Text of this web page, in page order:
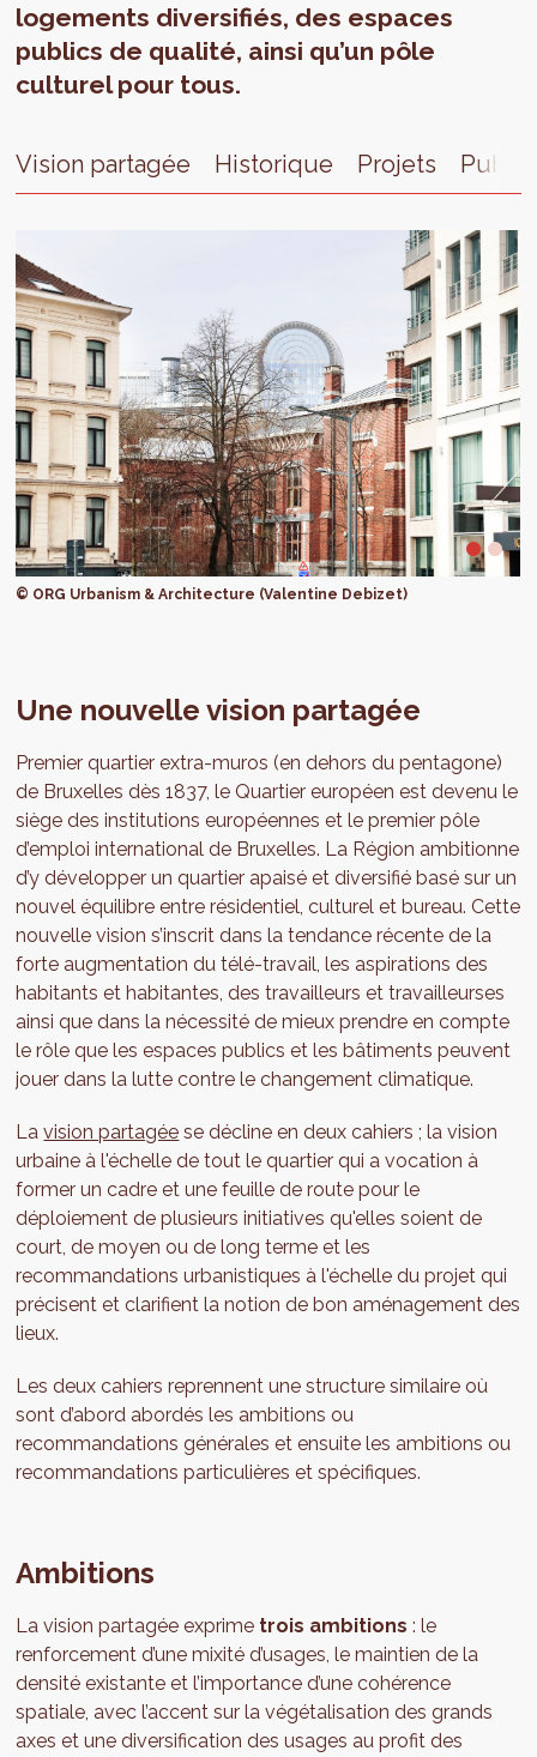
logements diversifiés, des espaces
publics de qualité, ainsi qu’un pôle
culturel pour tous.
Vision partagée Historique Projets
© ORG Urbanism & Architecture (Valentine Debizet)
Une nouvelle vision partagée
Premier quartier extra-muros (en dehors du pentagone)
de Bruxelles dès 1837, le Quartier européen est devenu le
siège des institutions européennes et le premier pôle
d’emploi international de Bruxelles. La Région ambitionne
d’y développer un quartier apaisé et diversifié basé sur un
nouvel équilibre entre résidentiel, culturel et bureau. Cette
nouvelle vision s’inscrit dans la tendance récente de la
forte augmentation du télé-travail, les aspirations des
habitants et habitantes, des travailleurs et travailleurses
ainsi que dans la nécessité de mieux prendre en compte
le rôle que les espaces publics et les bâtiments peuvent
jouer dans la lutte contre le changement climatique.
Lavision partagée se décline en deux cahiers ; la vision
urbaine à l'échelle de tout le quartier qui a vocation à
former un cadre et une feuille de route pour le
déploiement de plusieurs initiatives qu'elles soient de
court, de moyen ou de long terme et les
recommandations urbanistiques à l'échelle du projet qui
précisent et clarifient la notion de bon aménagement des
lieux.
Les deux cahiers reprennent une structure similaire où
sont d’abord abordés les ambitions ou
recommandations générales et ensuite les ambitions ou
recommandations particulières et spécifiques.
Ambitions
La vision partagée exprime trois ambitions : le
renforcement d’une mixité d’usages, le maintien de la
densité existante et l’importance d’une cohérence
spatiale, avec l’accent sur la végétalisation des grands
axes et une diversification des usages au profit des